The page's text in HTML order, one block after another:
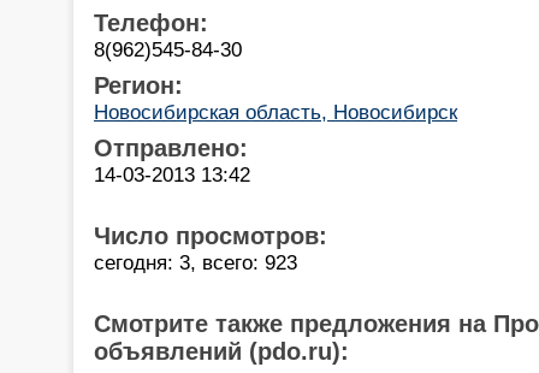
Телефон:
8(962)545-84-30
Регион:
Новосибирская область, Новосибирск
Отправлено:
14-03-2013 13:42
Число просмотров:
сегодня: 3, всего: 923
Смотрите также предложения на
объявлений (pdo.ru):